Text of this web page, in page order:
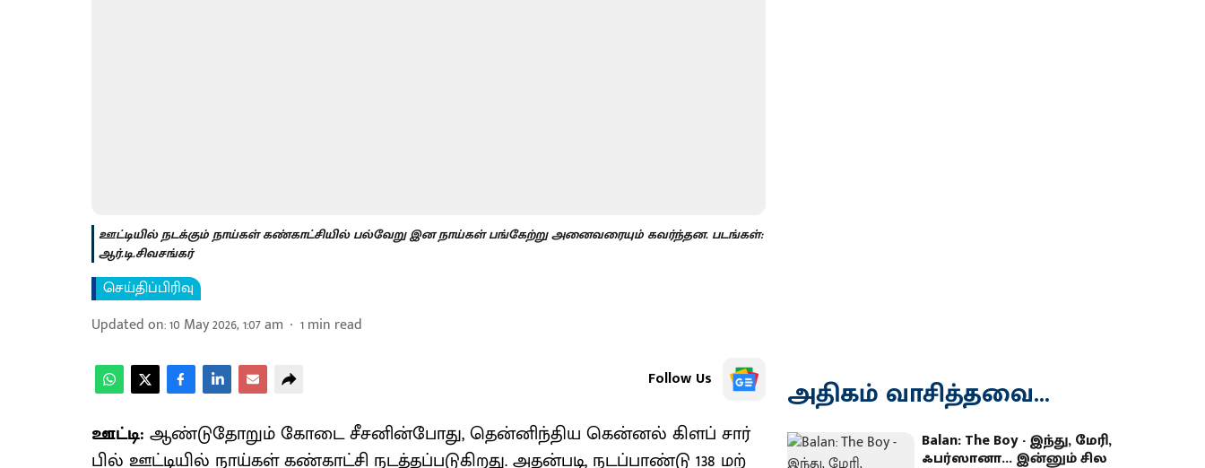
ஊட்​டி​யில் நடக்கும் நாய்​கள் கண்​காட்​சி​யில் பல்​வேறு இன நாய்​கள் பங்கேற்று அனைவரையும் கவர்ந்தன. படங்​கள்:
ஆர்​.டி.சிவசங்​கர்
செய்திப்பிரிவு
Updated on:10 May 2026, 1:07 am 1min read
Follow Us
ஊட்டி: ஆண்​டு​தோறும் கோடை சீசனின்​போது, தென்னிந்திய கென்​னல் கிளப் சார்​
பில் ஊட்​டி​யில் நாய்​கள் கண்​காட்சி நடத்​தப்​படு​கிறது. அதன்​படி, நடப்​பாண்டு 138 மற்​
அதிகம் வாசித்தவை...
Balan: The Boy - இந்து, மேரி,
ஃபர்ஸானா... இன்னும் சில